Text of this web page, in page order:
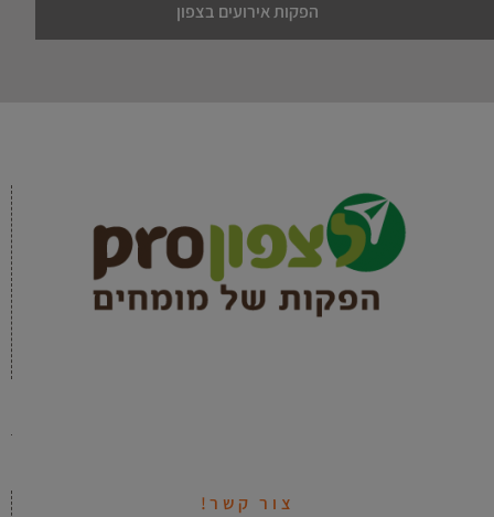
הפקות אירועים בצפון
צור קשר!